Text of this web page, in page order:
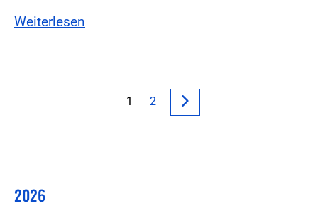
Weiterlesen
1 2
2026